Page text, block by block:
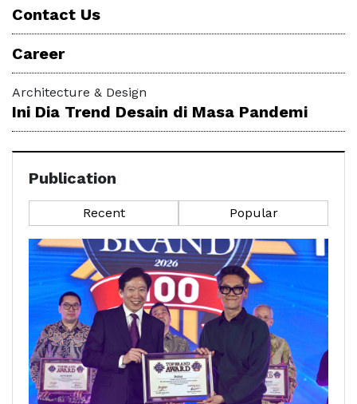
Contact Us
Career
Architecture & Design
Ini Dia Trend Desain di Masa Pandemi
Publication
Recent Popular